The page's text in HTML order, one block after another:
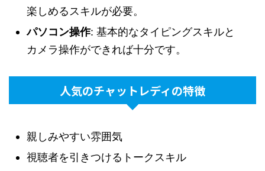
楽しめるスキルが必要。
パソコン操作: 基本的なタイピングスキルと
カメラ操作ができれば十分です。
人気のチャットレディの特徴
親しみやすい雰囲気
視聴者を引きつけるトークスキル